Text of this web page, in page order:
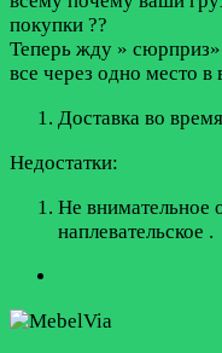
покупки ??
Теперь жду »
все через одно место в
Доставка во время
Недостатки:
Не внимательное
наплевательское .